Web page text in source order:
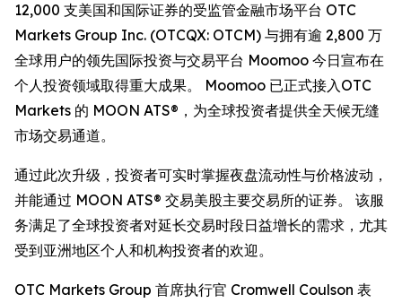
12,000 支美国和国际证券的受监管金融市场平台 OTC
Markets Group Inc. (OTCQX: OTCM) 与拥有逾 2,800 万
全球用户的领先国际投资与交易平台 Moomoo 今日宣布在
个人投资领域取得重大成果。 Moomoo 已正式接入OTC
Markets 的 MOON ATS®，为全球投资者提供全天候无缝
市场交易通道。
通过此次升级，投资者可实时掌握夜盘流动性与价格波动，
并能通过 MOON ATS® 交易美股主要交易所的证券。 该服
务满足了全球投资者对延长交易时段日益增长的需求，尤其
受到亚洲地区个人和机构投资者的欢迎。
OTC Markets Group 首席执行官 Cromwell Coulson 表